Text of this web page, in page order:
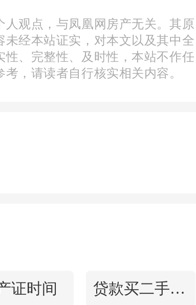
维度销售数据均进入
月，绿城集团自投
积约686万平方米，合
理项目（简称代建项
的价值与实力。
圆桌论坛上，观点指
观点，与凤凰网房产无关。其原
经本站证实，对本文以及其中全
、完整性、及时性，本站不作任
，请读者自行核实相关内容。
证时间 贷款买二手房的流程